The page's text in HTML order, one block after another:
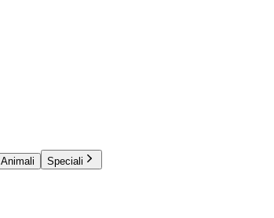
Animali
Speciali